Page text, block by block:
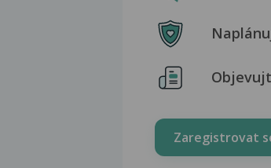
Zaregistrovat